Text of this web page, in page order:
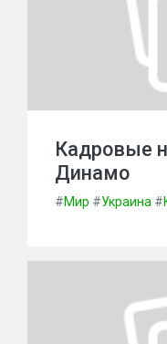
Кадровые
Динамо
#Мир #Украина #